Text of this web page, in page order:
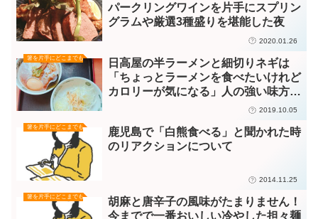
パークリングワインを片手にスプリン
グラムや厳選3種盛りを堪能した夜
2020.01.26
箸を片手にどこまでも
日高屋の半ラーメンと細切りネギは
「ちょっとラーメンを食べたいけれど
カロリーが気になる」人の強い味方で
2019.10.05
箸を片手にどこまでも
鹿児島で「白熊食べる」と聞かれた時
のリアクションについて
2014.11.25
箸を片手にどこまでも
胡麻と唐辛子の風味がたまりません！
今までで一番おいしい冷やした担々麺